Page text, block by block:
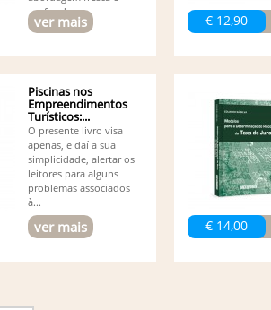
profunda...
ver mais € 12,90
Piscinas nos
Empreendimentos
Turísticos:...
O presente livro visa
apenas, e daí a sua
simplicidade, alertar os
leitores para alguns
problemas associados
à...
ver mais € 14,00